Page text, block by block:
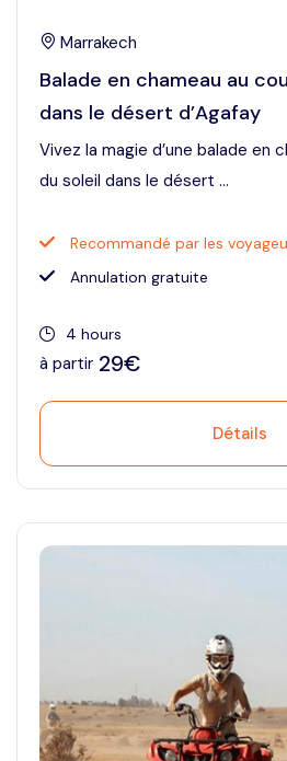
Marrakech
Balade en chameau au
dans le désert d’Agafay
Vivez la magie d’une balade en
du soleil dans le désert ...
Recommandé par les
Annulation gratuite
4 hours
à partir 29€
Détails